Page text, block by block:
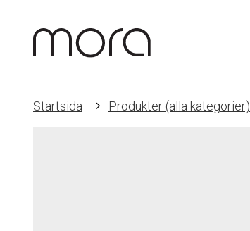
Startsida Produkter (alla kategorier)